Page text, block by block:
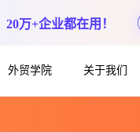
20万+企业都在用！
外贸学院 关于我们